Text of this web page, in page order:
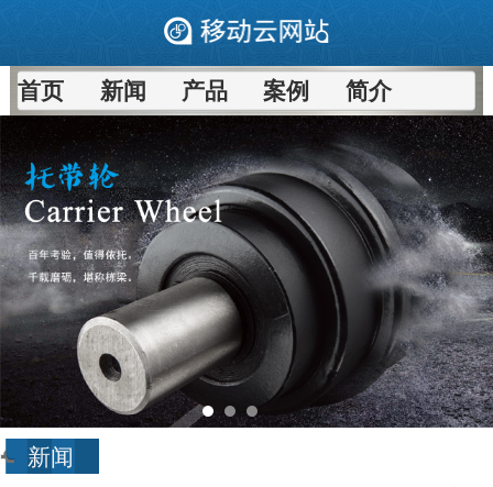
首页 新闻 产品 案例 简介
新闻